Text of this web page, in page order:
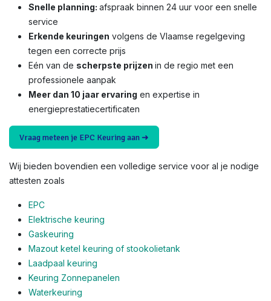
Snelle planning: afspraak binnen 24 uur voor een snelle
service
Erkende keuringen volgens de Vlaamse regelgeving
tegen een correcte prijs
Eén van de scherpste prijzen in de regio met een
professionele aanpak
Meer dan 10 jaar ervaring en expertise in
energieprestatiecertificaten
Vraag meteen je EPC Keuring aan ➜
Wij bieden bovendien een volledige service voor al je nodige
attesten zoals
EPC
Elektrische keuring
Gaskeuring
Mazout ketel keuring of stookolietank
Laadpaal keuring
Keuring Zonnepanelen
Waterkeuring